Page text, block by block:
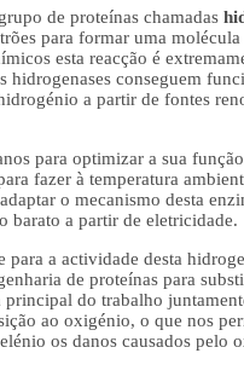
de proteínas chamadas
para formar uma
esta reacção é
conseguem
a partir de fontes
para optimizar a sua
fazer à temperatura
o mecanismo desta
barato a partir de eletricidade.
a actividade desta
de proteínas para
principal do trabalho
ao oxigénio, o que nos
os danos causados